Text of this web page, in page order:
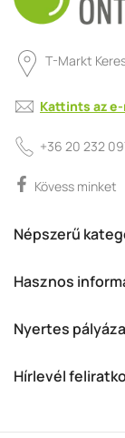
T-Markt
Kattints az
+36 20 232
Kövess minket
Népszerű
Hasznos
Nyertes
Hírlevél